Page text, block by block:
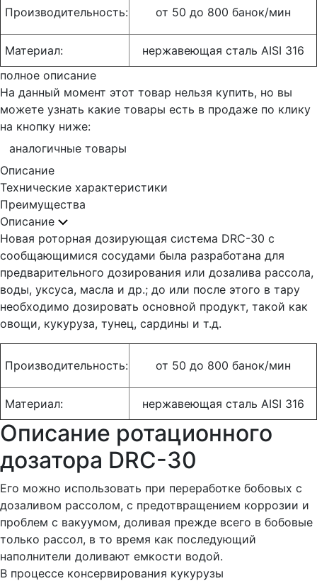
Производительность: от 50 до 800 банок/мин
Материал:
нержавеющая сталь AISI 316
полное описание
На данный момент этот товар нельзя купить, но вы
можете узнать какие товары есть в продаже по клику
на кнопку ниже:
аналогичные товары
Описание
Технические характеристики
Преимущества
Описание
Новая роторная дозирующая система DRC-30 с
сообщающимися сосудами была разработана для
предварительного дозирования или дозалива рассола,
воды, уксуса, масла и др.; до или после этого в тару
необходимо дозировать основной продукт, такой как
овощи, кукуруза, тунец, сардины и т.д.
Производительность: от 50 до 800 банок/мин
Материал: нержавеющая сталь AISI 316
Описание ротационного
дозатора DRC-30
Его можно использовать при переработке бобовых с
дозаливом рассолом, с предотвращением коррозии и
проблем с вакуумом, доливая прежде всего в бобовые
только рассол, в то время как последующий
наполнители доливают емкости водой.
В процессе консервирования кукурузы